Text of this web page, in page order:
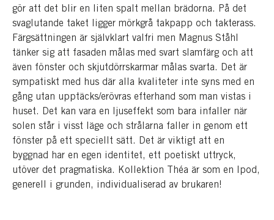
gör att det blir en liten spalt mellan brädorna. På det
svaglutande taket ligger mörkgrå takpapp och takterass.
Färgsättningen är självklart valfri men Magnus Ståhl
tänker sig att fasaden målas med svart slamfärg och att
även fönster och skjutdörrskarmar målas svarta. Det är
sympatiskt med hus där alla kvaliteter inte syns med en
gång utan upptäcks/erövras efterhand som man vistas i
huset. Det kan vara en ljuseffekt som bara infaller när
solen står i visst läge och strålarna faller in genom ett
fönster på ett speciellt sätt. Det är viktigt att en
byggnad har en egen identitet, ett poetiskt uttryck,
utöver det pragmatiska. Kollektion Théa är som en Ipod,
generell i grunden, individualiserad av brukaren!